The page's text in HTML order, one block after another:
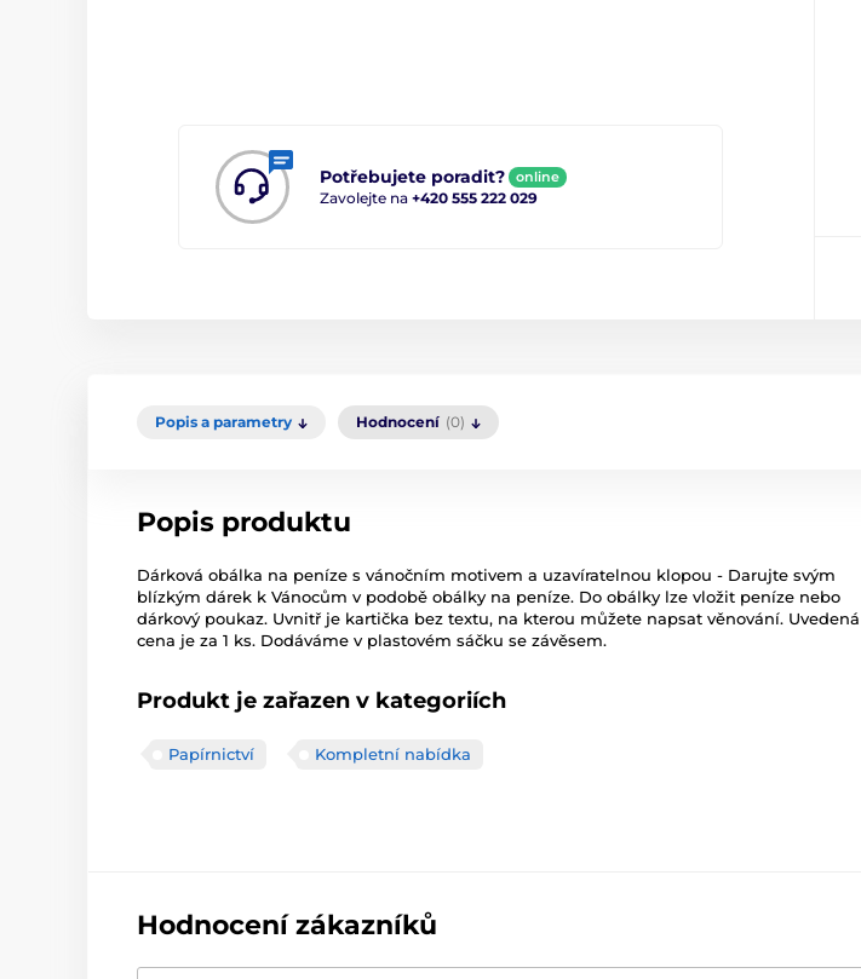
Potřebujete poradit? online
Zavolejte na +420 555 222 029
Popis a parametry Hodnocení (0)
Popis produktu
Dárková obálka na peníze s vánočním motivem a uzavíratelnou klopou - Darujte svým
blízkým dárek k Vánocům v podobě obálky na peníze. Do obálky lze vložit peníze nebo
dárkový poukaz. Uvnitř je kartička bez textu, na kterou můžete napsat věnování. Uvedená
cena je za 1 ks. Dodáváme v plastovém sáčku se závěsem.
Produkt je zařazen v kategoriích
Papírnictví Kompletní nabídka
Hodnocení zákazníků